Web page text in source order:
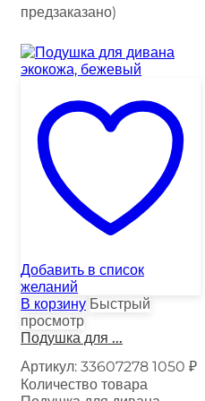
предзаказано)
Добавить в список
желаний
В корзину Быстрый
просмотр
Подушка для ...
Артикул: 33607278 1050 ₽
Количество товара